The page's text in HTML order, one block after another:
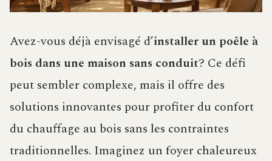
Avez-vous déjà envisagé d’installer un poêle à
bois dans une maison sans conduit? Ce défi
peut sembler complexe, mais il offre des
solutions innovantes pour profiter du confort
du chauffage au bois sans les contraintes
traditionnelles. Imaginez un foyer chaleureux